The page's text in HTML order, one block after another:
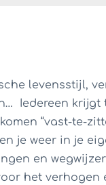
levensstijl,
Iedereen krijgt
“vast-te-
je weer in je
en
het